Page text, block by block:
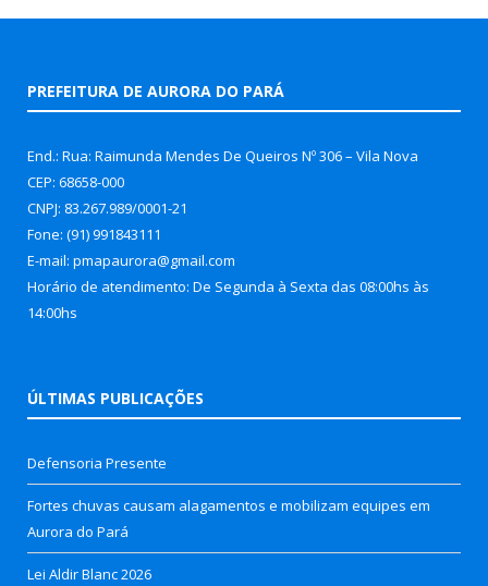
PREFEITURA DE AURORA DO PARÁ
End.: Rua: Raimunda Mendes De Queiros Nº 306 – Vila Nova
CEP: 68658-000
CNPJ: 83.267.989/0001-21
Fone: (91) 991843111
E-mail: pmapaurora@gmail.com
Horário de atendimento: De Segunda à Sexta das 08:00hs às
14:00hs
ÚLTIMAS PUBLICAÇÕES
Defensoria Presente
Fortes chuvas causam alagamentos e mobilizam equipes em
Aurora do Pará
Lei Aldir Blanc 2026